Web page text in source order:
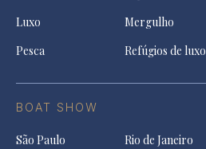
Luxo
Mergulho
Pesca
Refúgios de luxo
BOAT SHOW
São Paulo Rio de Janeiro